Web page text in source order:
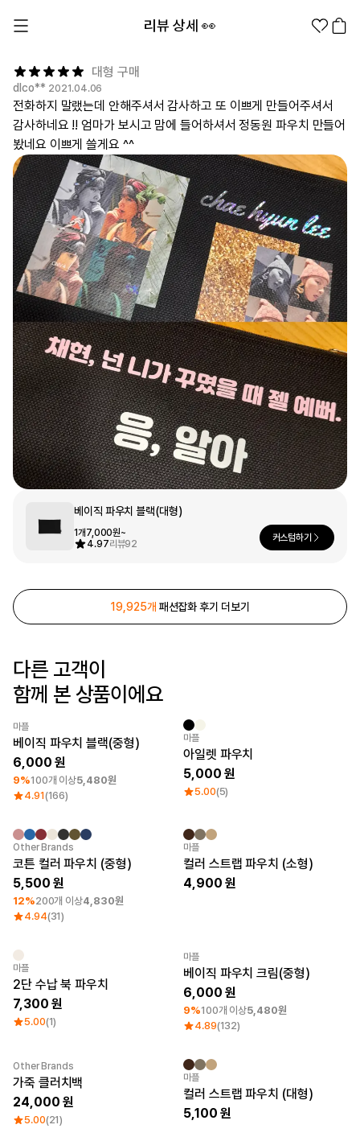
대형 구매
dlco** 2021.04.06
전화하지 말랬는데 안해주셔서 감사하고 또 이쁘게 만들어주셔서
감사하네요 !! 엄마가 보시고 맘에 들어하셔서 정동원 파우치 만들어
봤네요 이쁘게 쓸게요 ^^
베이직 파우치 블랙(대형)
1개 7,000원~
4.97리뷰92
커스텀하기
19,925개 패션잡화 후기 더보기
다른 고객이
함께 본 상품이에요
최소 주문수량 1개
마플
베이직 파우치 블랙(중형)
6,000
9%100개 이상5,480원
4.91(166)
New
마플
아일렛 파우치
5,000
5.00(5)
최소 주문수량 1개
Other Brands
코튼 컬러 파우치 (중형)
5,500
12%200개 이상4,830원
4.94(31)
New
마플
컬러 스트랩 파우치 (소형)
4,900
마플
2단 수납 북 파우치
7,300
5.00(1)
최소 주문수량 1개
마플
베이직 파우치 크림(중형)
6,000
9%100개 이상5,480원
4.89(132)
Other Brands
가죽 클러치백
24,000
5.00(21)
New
마플
컬러 스트랩 파우치 (대형)
5,100
리뷰 상세 👀
1분컷 무료 템플릿 대량 주문 기업/웰컴 키트 굿즈 제작 방법
의류
패션잡화
팬굿즈
스티커
지류
문구/오피스
스마트폰
리빙
쿠션/패브릭
로그인
1:1 문의
마플 서비스 소개
한국어
의류 카테고리
전체상품 1분컷 티셔츠 티셔츠
셔츠 맨투맨 후드
집업 아우터 바지
색상
2만원 ~ 3만원
소재
프린트스타